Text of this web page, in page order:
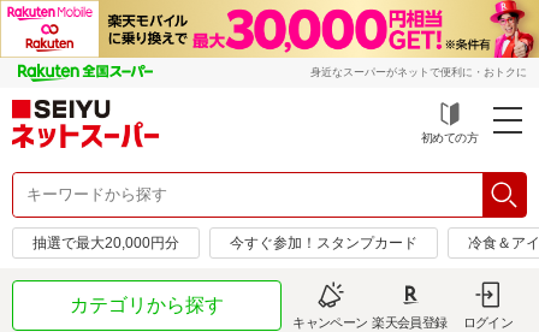
身近なスーパーがネットで便利に・おトクに
初めての方
抽選で最大20,000円分 今すぐ参加！スタンプカード 冷食＆ア
カテゴリから探す
キャンペーン 楽天会員登録 ログイン